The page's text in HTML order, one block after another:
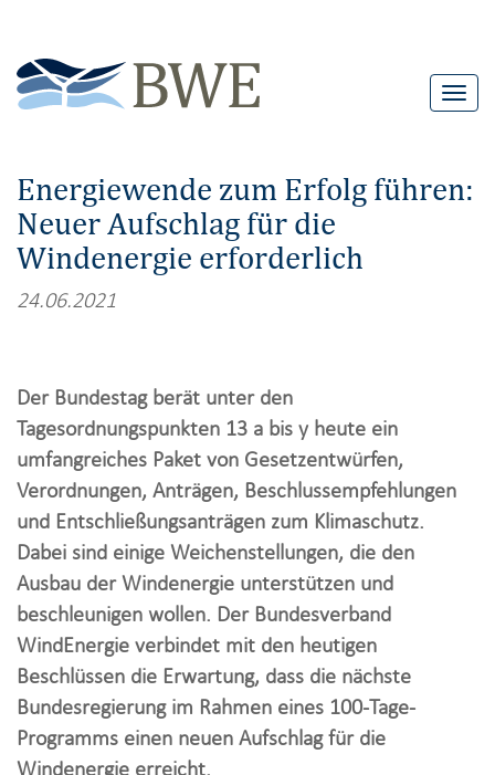
T
g
i
Energiewende zum Erfolg führen:
Neuer Aufschlag für die
Windenergie erforderlich
24.06.2021
Der Bundestag berät unter den
Tagesordnungspunkten 13 a bis y heute ein
umfangreiches Paket von Gesetzentwürfen,
Verordnungen, Anträgen, Beschlussempfehlungen
und Entschließungsanträgen zum Klimaschutz.
Dabei sind einige Weichenstellungen, die den
Ausbau der Windenergie unterstützen und
beschleunigen wollen. Der Bundesverband
WindEnergie verbindet mit den heutigen
Beschlüssen die Erwartung, dass die nächste
Bundesregierung im Rahmen eines 100-Tage-
Programms einen neuen Aufschlag für die
Windenergie erreicht.